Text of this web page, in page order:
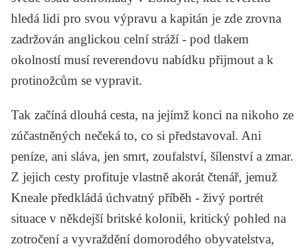
hledá lidi pro svou výpravu a kapitán je zde zrovna
zadržován anglickou celní stráží - pod tlakem
okolností musí reverendovu nabídku přijmout a k
protinožcům se vypravit.
Tak začíná dlouhá cesta, na jejímž konci na nikoho ze
zúčastněných nečeká to, co si představoval. Ani
peníze, ani sláva, jen smrt, zoufalství, šílenství a zmar.
Z jejich cesty profituje vlastně akorát čtenář, jemuž
Kneale předkládá úchvatný příběh - živý portrét
situace v někdejší britské kolonii, kritický pohled na
zotročení a vyvraždění domorodého obyvatelstva,